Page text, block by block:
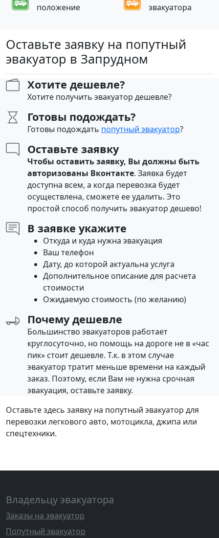
положение
эвакуатора
Оставьте заявку на попутный
эвакуатор в Запрудном
Хотите дешевле?
Хотите получить эвакуатор дешевле?
Готовы подождать?
Готовы подождать попутный эвакуатор?
Оставьте заявку
Чтобы оставить заявку, Вы должны быть
авторизованы Вконтакте. Заявка будет
доступна всем, а когда перевозка будет
осуществлена, сможете ее удалить. Это
простой способ получить эвакуатор дешево!
В заявке укажите
Откуда и куда нужна эвакуация
Ваш телефон
Дату, до которой актуальна услуга
Дополнительное описание для расчета
стоимости
Ожидаемую стоимость (по желанию)
Почему дешевле
Большинство эвакуаторов работает
круглосуточно, но помощь на дороге не в «час
пик» стоит дешевле. Т.к. в этом случае
эвакуатор тратит меньше времени на каждый
заказ. Поэтому, если Вам не нужна срочная
эвакуация, оставьте заявку.
Оставьте здесь заявку на попутный эвакуатор для
перевозки легкового авто, мотоцикла, джипа или
спецтехники.
Владельцу эвакуатора
Заказы на эвакуатор
Попутный эвакуатор